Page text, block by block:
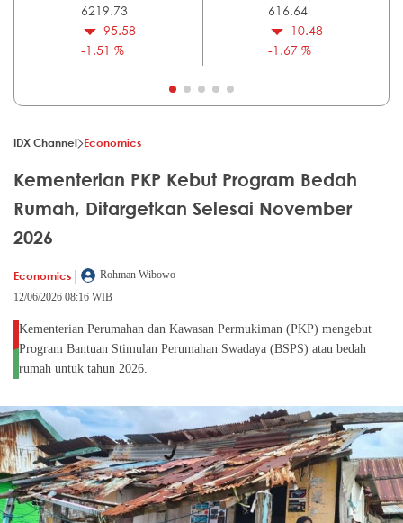
6219.73
-95.58
-1.51 %
616.64
-10.48
-1.67 %
IDX Channel Economics
Kementerian PKP Kebut Program Bedah
Rumah, Ditargetkan Selesai November
2026
Economics |
Rohman Wibowo
12/06/2026 08:16 WIB
Kementerian Perumahan dan Kawasan Permukiman (PKP) mengebut
Program Bantuan Stimulan Perumahan Swadaya (BSPS) atau bedah
rumah untuk tahun 2026.